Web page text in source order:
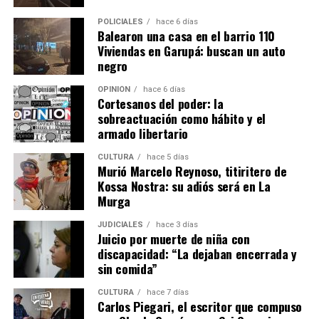
“Una cosa es diseñar una máquina en la computadora y
otra muy distinta es subirse a un tractor, sentir cómo
trabaja y entender en condiciones reales lo que uno
proyecta”.
Una fábrica misionera con proyección
internacional
La empresa Lory emplea actualmente a 17 personas,
entre personal administrativo, ingenieros de diseño y
operarios de producción.
La firma fabrica cosechadoras de yerba mate, té y
tabaco, además de implementos agrícolas como
desmalezadoras, fumigadoras, fertilizadoras y otros
equipos adaptados a las condiciones productivas de
Misiones.
POLICIALES hace 6 días
Balearon una casa en el barrio 110
Viviendas en Garupá: buscan un auto
negro
OPINIÓN hace 6 días
Cortesanos del poder: la
sobreactuación como hábito y el
armado libertario
CULTURA hace 5 días
Murió Marcelo Reynoso, titiritero de
Kossa Nostra: su adiós será en La
Murga
JUDICIALES hace 3 días
Juicio por muerte de niña con
discapacidad: “La dejaban encerrada y
sin comida”
CULTURA hace 7 días
Carlos Piegari, el escritor que compuso